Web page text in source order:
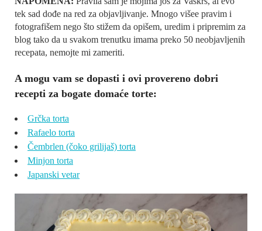
tek sad dođe na red za objavljivanje. Mnogo višee pravim i
fotografišem nego što stižem da opišem, uredim i pripremim za
blog tako da u svakom trenutku imama preko 50 neobjavljenih
recepata, nemojte mi zameriti.
A mogu vam se dopasti i ovi provereno dobri
recepti za bogate domaće torte:
Grčka torta
Rafaelo torta
Čembrlen (čoko grilijaš) torta
Minjon torta
Japanski vetar